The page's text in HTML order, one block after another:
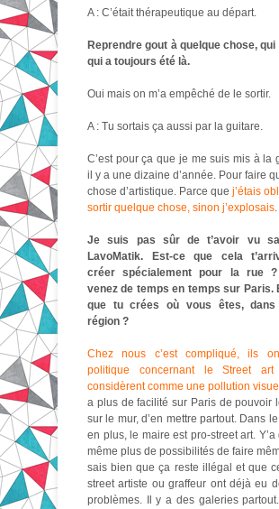
A : C’était thérapeutique au départ.
Reprendre gout à quelque chose, qui
qui a toujours été là.
Oui mais on m’a empêché de le sortir.
A : Tu sortais ça aussi par la guitare.
C’est pour ça que je me suis mis à la
il y a une dizaine d’année. Pour faire
chose d’artistique. Parce que j’étais
sortir quelque chose, sinon j’explosais.
Je suis pas sûr de t’avoir vu
LavoMatik. Est-ce que cela
créer spécialement pour la rue ?
venez de temps en temps sur Paris.
que tu crées où vous êtes, dans
région ?
Chez nous c’est compliqué, ils
politique concernant le Street art
considèrent comme une pollution
a plus de facilité sur Paris de pouvoir
sur le mur, d’en mettre partout. Dans
en plus, le maire est pro-street art. Y’a
même plus de possibilités de faire
sais bien que ça reste illégal et que
street artiste ou graffeur ont déjà eu
problèmes. Il y a des galeries